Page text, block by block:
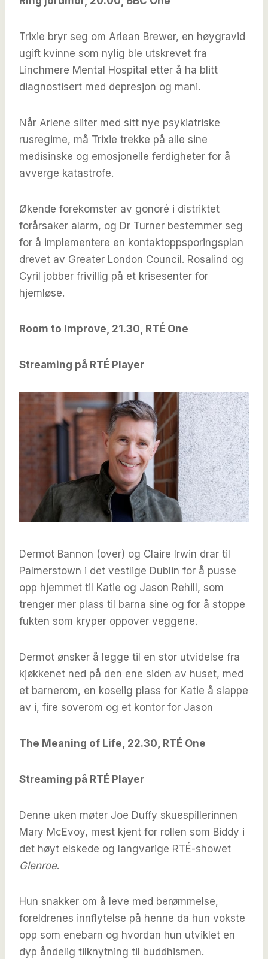
Trixie bryr seg om Arlean Brewer, en høygravid
ugift kvinne som nylig ble utskrevet fra
Linchmere Mental Hospital etter å ha blitt
diagnostisert med depresjon og mani.
Når Arlene sliter med sitt nye psykiatriske
rusregime, må Trixie trekke på alle sine
medisinske og emosjonelle ferdigheter for å
avverge katastrofe.
Økende forekomster av gonoré i distriktet
forårsaker alarm, og Dr Turner bestemmer seg
for å implementere en kontaktoppsporingsplan
drevet av Greater London Council. Rosalind og
Cyril jobber frivillig på et krisesenter for
hjemløse.
Room to Improve, 21.30, RTÉ One
Streaming på RTÉ Player
Dermot Bannon (over) og Claire Irwin drar til
Palmerstown i det vestlige Dublin for å pusse
opp hjemmet til Katie og Jason Rehill, som
trenger mer plass til barna sine og for å stoppe
fukten som kryper oppover veggene.
Dermot ønsker å legge til en stor utvidelse fra
kjøkkenet ned på den ene siden av huset, med
et barnerom, en koselig plass for Katie å slappe
av i, fire soverom og et kontor for Jason
The Meaning of Life, 22.30, RTÉ One
Streaming på RTÉ Player
Denne uken møter Joe Duffy skuespillerinnen
Mary McEvoy, mest kjent for rollen som Biddy i
det høyt elskede og langvarige RTÉ-showet
Glenroe.
Hun snakker om å leve med berømmelse,
foreldrenes innflytelse på henne da hun vokste
opp som enebarn og hvordan hun utviklet en
dyp åndelig tilknytning til buddhismen.